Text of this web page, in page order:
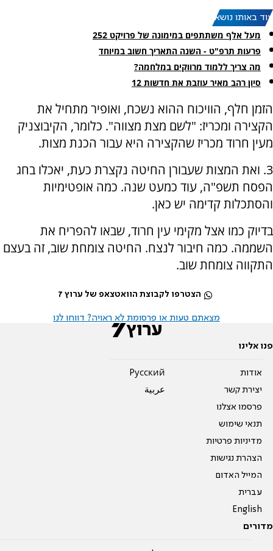
עוד באותו נושא:
מעל אלף משתתפים במימונה של פרויקט 252
פרעות תרפ"ט - השנה התאריך חשוב במיוחד
מה צריך ללמוד מרווקים במלחמה?
סיון רהב מאיר עוזבת את חדשות 12
הזמן חלף, הוויכוח ההוא נשכח, ואופיר מתחיל את
הקצירה ומכריז: "לשם מצת מצווה". כלומר, הקיבוצניק
מעין חרוד מכריז שהקצירה היא עבור הכנת מצות.
3. ואת המצות שעבורן החיטה נקצרת כעת, יאכלו בחג
הפסח תשפ"ה, עוד כמעט שנה. כמה אופטימיות
והסתכלות קדימה יש כאן.
בדיוק כמו אצל מקימי עין חרוד, שבאו להפריח את
השממה. כמה חיבור לנצח. החיטה צומחת שוב, זה בעצם
התקווה צומחת שוב.
הצטרפו לקבוצת הוואטצאפ של ערוץ 7
מצאתם טעות או פרסומת לא ראויה? דווחו לנו
פנו אלינו
אודות
יצירת קשר
פרסמו אצלנו
תנאי שימוש
מדיניות פרטיות
הצהרת נגישות
המייל האדום
עברית
English
Pусский
عربية
מדורים